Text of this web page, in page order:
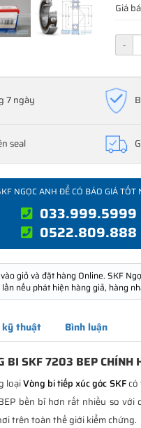
Giá
-
7 ngày
seal
NGỌC ANH ĐỂ CÓ BÁO GIÁ
033.999.5999
0522.809.888
giỏ và đặt hàng Online. SKF
nếu phát hiện hàng giả, hàng
kỹ thuật Bình luận
BI SKF 7203 BEP CHÍNH
loạiVòng bi tiếp xúc góc SKFcó
bền bỉ hơn rất nhiều so
trên toàn thế giới kiểm chứng.